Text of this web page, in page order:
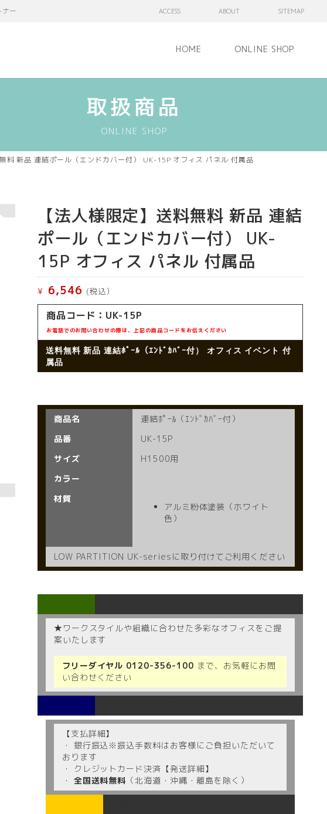
ナー ACCESS ABOUT SITEMAP
HOME ONLINE SHOP
取扱商品
ONLINE SHOP
料 新品 連結ポール（エンドカバー付） UK-15P オフィス パネル 付属品
【法人様限定】送料無料 新品 連結
ポール（エンドカバー付） UK-
15P オフィス パネル 付属品
¥ 6,546 (税込）
商品コード： UK-15P
お電話でのお問い合わせの際は、上記の商品コードをお伝えください
送料無料 新品連結ﾎﾟｰﾙ（ｴﾝﾄﾞｶﾊﾞｰ付） オフィス イベント 付
属品
商品名
連結ﾎﾟｰﾙ（ｴﾝﾄﾞｶﾊﾞｰ付）
品番
UK-15P
サイズ
H1500用
カラー
材質
アルミ粉体塗装（ホワイト
色）
LOW PARTITION UK-seriesに取り付けてご利用ください
★ワークスタイルや組織に合わせた多彩なオフィスをご提
案いたします
フリーダイヤル 0120-356-100 まで、お気軽にお問
い合わせください
【支払詳細】
・ 銀行振込※振込手数料はお客様にご負担いただいて
おります
・ クレジットカード決済【発送詳細】
・ 全国送料無料 （北海道・沖縄・離島を除く）